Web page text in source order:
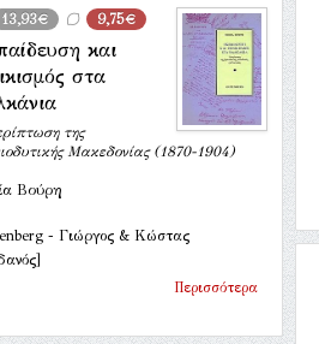
13,93€ 9,75€
και
στα
της
Μακεδονίας (1870-1904)
Βούρη
- Γιώργος & Κώστας
Περισσότερα